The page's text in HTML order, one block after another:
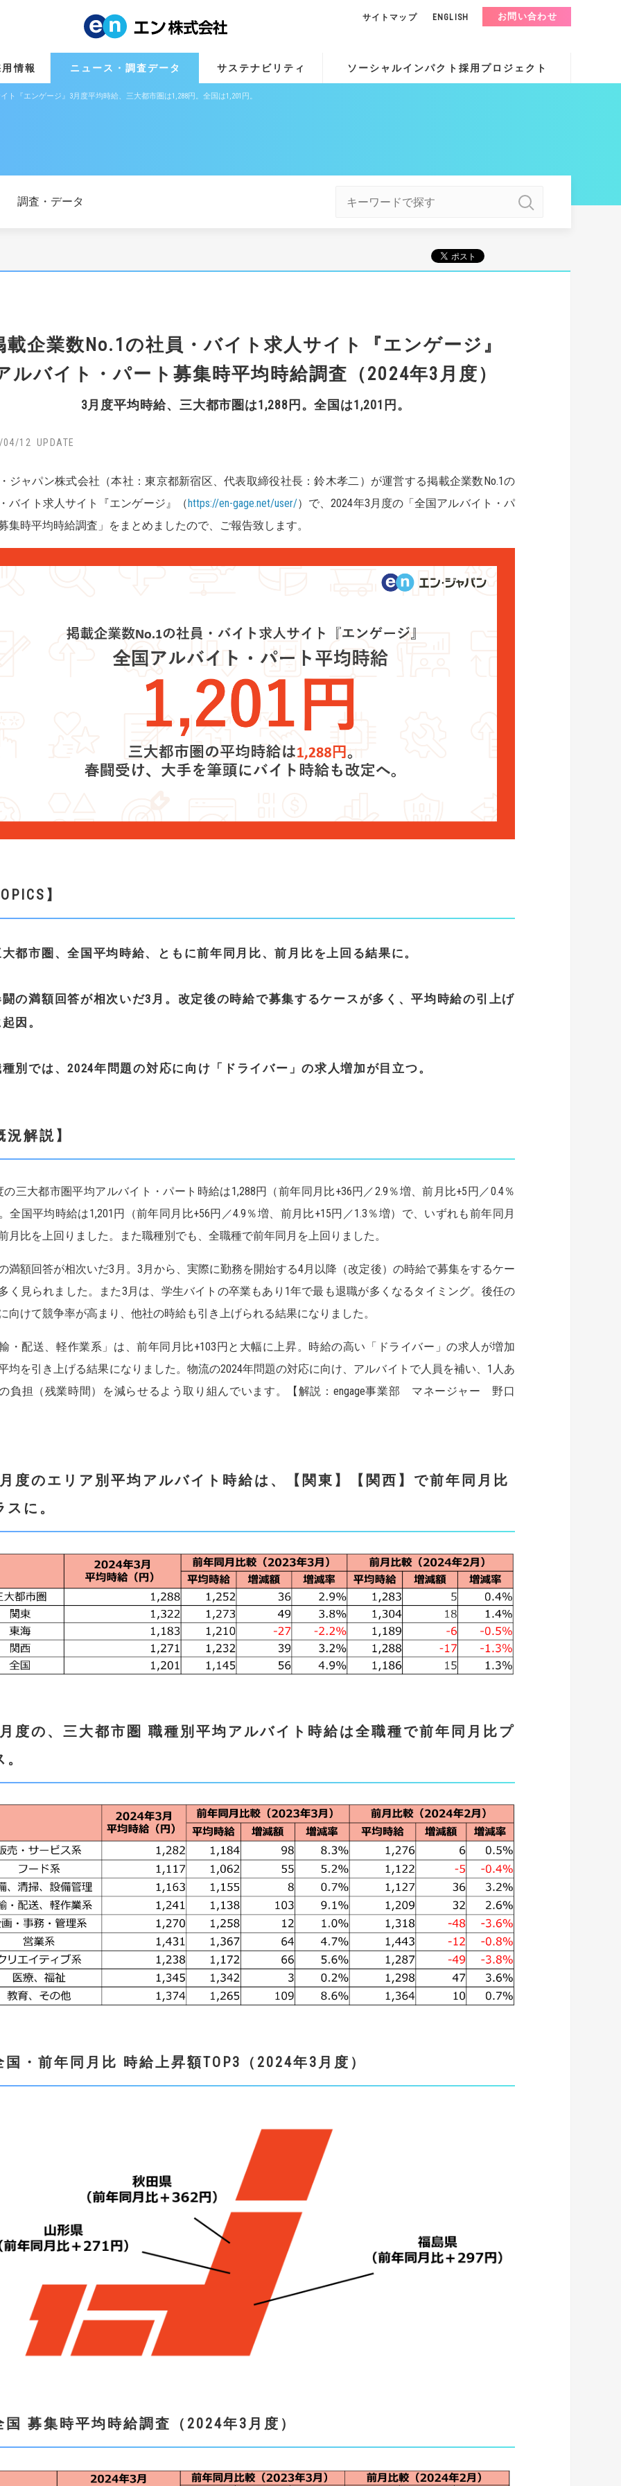
用情報 ニュース・調査データ サステナビリティ ソーシャルインパクト採用プロジェクト
サイトマップ ENGLISH お問い合わせ
ト『エンゲージ』3月度平均時給、三大都市圏は1,288円。全国は1,201円。
調査・データ
載企業数No.1の社員・バイト求人サイト『エンゲージ』
ルバイト・パート募集時平均時給調査（2024年3月度）
3月度平均時給、三大都市圏は1,288円。全国は1,201円。
04/12
ジャパン株式会社（本社：東京都新宿区、代表取締役社長：鈴木孝二）が運営する掲載企業数No.1の
バイト求人サイト『エンゲージ』（https://en-gage.net/user/）で、2024年3月度の「全国アルバイト・パ
集時平均時給調査」をまとめましたので、ご報告致します。
】
都市圏、全国平均時給、ともに前年同月比、前月比を上回る結果に。
闘の満額回答が相次いだ3 月。改定後の時給で募集するケースが多く、平均時給の引上げ
因。
種別では、2024年問題の対応に向け「ドライバー」の求人増加が目立つ。
況解説 】
の三大都市圏平均アルバイト・パート時給は1,288円（前年同月比+36円／2.9％増、前月比+5円／0.4％
全国平均時給は1,201円（前年同月比+56円／4.9％増、前月比+15円／1.3％増）で、いずれも前年同月
月比を上回りました。また職種別でも、全職種で前年同月を上回りました。
満額回答が相次いだ3月。3月から、実際に勤務を開始する4月以降（改定後）の時給で募集をするケー
く見られました。また3月は、学生バイトの卒業もあり1年で最も退職が多くなるタイミング。後任の
向けて競争率が高まり、他社の時給も引き上げられる結果になりました。
・配送、軽作業系」は、前年同月比+103円と大幅に上昇。時給の高い「ドライバー」の求人が増加
均を引き上げる結果になりました。物流の2024年問題の対応に向け、アルバイトで人員を補い、1人あ
負担（残業時間）を減らせるよう取り組んでいます。【解説：engage事業部 マネージャー 野口
度のエリア別平均アルバイト時給は、【関東】【関西】で前年同月比
スに。
度の、三大都市圏 職種別平均アルバイト時給は全職種で前年同月比プ
国・ 前年同月比 時給上昇額TOP3 （ 2024年3 月度）
国 募集時平均時給調査（ 2024年3 月度 ）